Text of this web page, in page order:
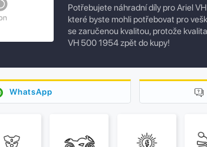
Potřebujete náhradní díly pro Ariel
které byste mohli potřebovat pro
se zaručenou kvalitou, protože
VH 500 1954 zpět do kupy!
WhatsApp